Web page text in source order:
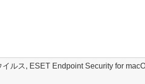
ルス, ESET Endpoint Security for